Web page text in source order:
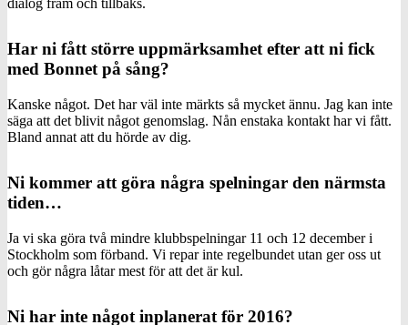
dialog fram och tillbaks.
Har ni fått större uppmärksamhet efter att ni fick
med Bonnet på sång?
Kanske något. Det har väl inte märkts så mycket ännu. Jag kan inte
säga att det blivit något genomslag. Nån enstaka kontakt har vi fått.
Bland annat att du hörde av dig.
Ni kommer att göra några spelningar den närmsta
tiden…
Ja vi ska göra två mindre klubbspelningar 11 och 12 december i
Stockholm som förband. Vi repar inte regelbundet utan ger oss ut
och gör några låtar mest för att det är kul.
Ni har inte något inplanerat för 2016?